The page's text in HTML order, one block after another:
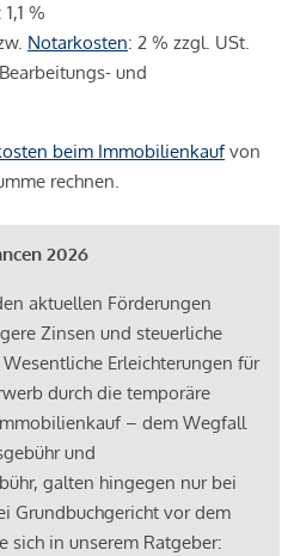
: 1,1 %
Notarkosten: 2 % zzgl. USt.
und
beim Immobilienkaufvon
rechnen.
2026
aktuellen Förderungen
Zinsen und steuerliche
Erleichterungen für
durch die temporäre
– dem Wegfall
und
galten hingegen nur bei
Grundbuchgericht vor dem
sich in unserem Ratgeber: